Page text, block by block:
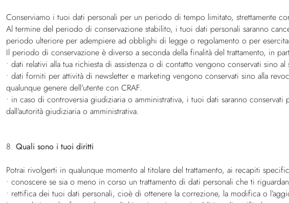
Conserviamo i tuoi dati personali per un periodo di tempo limitato, strettamente
Al termine del periodo di conservazione stabilito, i tuoi dati personali saranno
periodo ulteriore per adempiere ad obblighi di legge o regolamento o per
Il periodo di conservazione è diverso a seconda della finalità del trattamento, in
• dati relativi alla tua richiesta di assistenza o di contatto vengono conservati sino
• dati forniti per attività di newsletter e marketing vengono conservati sino alla
qualunque genere dell’utente con CRAF.
• in caso di controversia giudiziaria o amministrativa, i tuoi dati saranno
dall’autorità giudiziaria o amministrativa.
8. Quali sono i tuoi diritti
Potrai rivolgerti in qualunque momento al titolare del trattamento, ai recapiti
• conoscere se sia o meno in corso un trattamento di dati personali che ti
• rettifica dei tuoi dati personali, cioè di ottenere la correzione, la modifica o